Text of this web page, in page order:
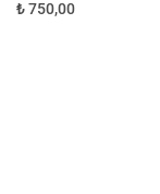
₺ 750,00